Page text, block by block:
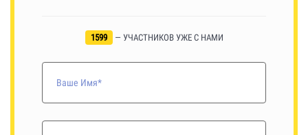
1599 — УЧАСТНИКОВ УЖЕ С НАМИ
Ваше Имя*